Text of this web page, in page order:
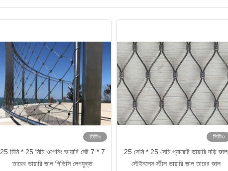
ভিডিও
25 মিমি * 25 মিমি ওপেনিং ভায়ারি নেট 7 * 7
তারের ভায়ারি জাল পিভিসি লেপযুক্ত
ভিডিও
25 সেমি * 25 সেমি প্যারোট ভায়ারি দড়ি জাল
স্টেইনলেস স্টীল ভায়ারি জাল তারের জাল